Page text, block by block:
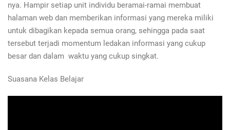
nya. Hampir setiap unit individu beramai-ramai membuat
halaman web dan memberikan informasi yang mereka miliki
untuk dibagikan kepada semua orang, sehingga pada saat
tersebut terjadi momentum ledakan informasi yang cukup
besar dan dalam waktu yang cukup singkat.
Suasana Kelas Belajar